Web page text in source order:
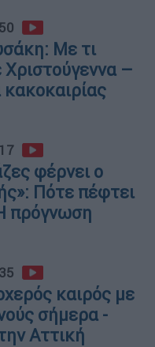
Με τι
–
φέρνει ο
Πότε πέφτει
πρόγνωση
καιρός με
σήμερα -
Αττική